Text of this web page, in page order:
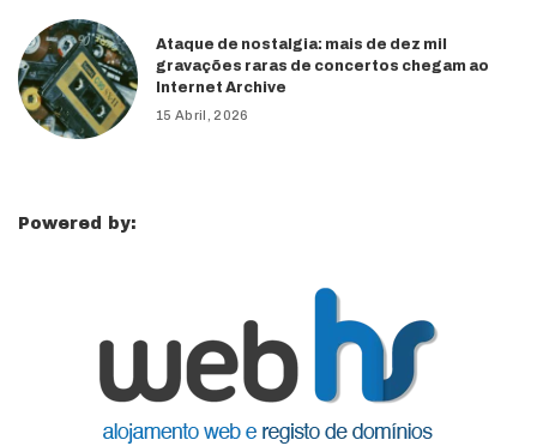
Ataque de nostalgia: mais de dez mil
gravações raras de concertos chegam ao
Internet Archive
15 Abril, 2026
Powered by: